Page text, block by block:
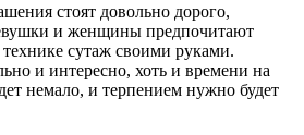
стоят довольно дорого,
и женщины предпочитают
сутаж своими руками.
и интересно, хоть и времени на
немало, и терпением нужно будет